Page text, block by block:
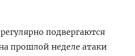
подвергаются
прошлой неделе атаки